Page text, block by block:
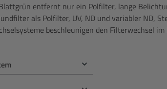
entfernt nur ein Polfilter, lange
als Polfilter, UV, ND und variabler ND,
beschleunigen den Filterwechsel im